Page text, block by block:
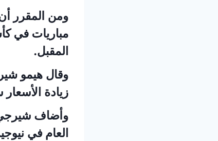
ومن المقرر
المقبل.
زيادة
وأضاف شيرجي
العام في